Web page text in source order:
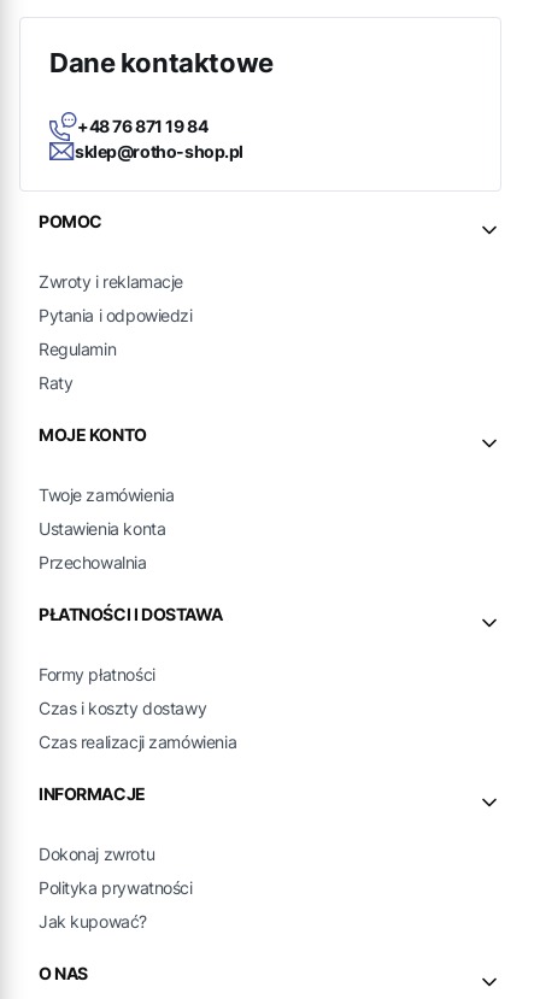
Dane kontaktowe
+48 76 871 19 84
sklep@rotho-shop.pl
Linki w stopce
POMOC
Zwroty i reklamacje
Pytania i odpowiedzi
Regulamin
Raty
MOJE KONTO
Twoje zamówienia
Ustawienia konta
Przechowalnia
PŁATNOŚCI I DOSTAWA
Formy płatności
Czas i koszty dostawy
Czas realizacji zamówienia
INFORMACJE
Dokonaj zwrotu
Polityka prywatności
Jak kupować?
O NAS